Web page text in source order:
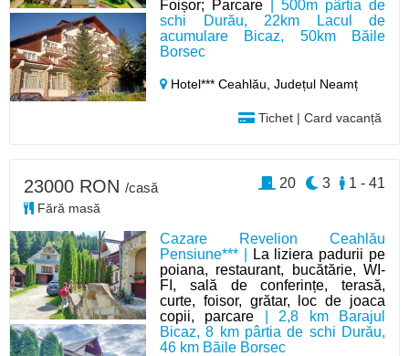
Foișor; Parcare | 500m pârtia de
schi Durău, 22km Lacul de
acumulare Bicaz, 50km Băile
Borsec
Hotel*** Ceahlău,Județul Neamț
Tichet | Card vacanță
Cazare Revelion Ceahlău
Pensiune*** |
La liziera padurii pe
poiana, restaurant, bucătărie, WI-
FI, sală de conferințe, terasă,
curte, foisor, grătar, loc de joaca
copii, parcare | 2,8 km Barajul
Bicaz, 8 km pârtia de schi Durău,
46 km Băile Borsec
23000 RON /casă
Fără masă
1 - 41
3
20